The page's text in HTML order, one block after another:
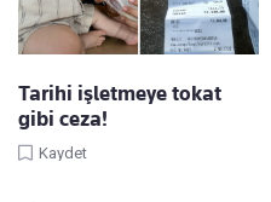
Tarihi işletmeye tokat
gibi ceza!
Kaydet